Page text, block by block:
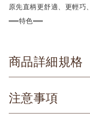
原先直柄更舒適、更輕巧
══特色══
商品詳細規格
注意事項